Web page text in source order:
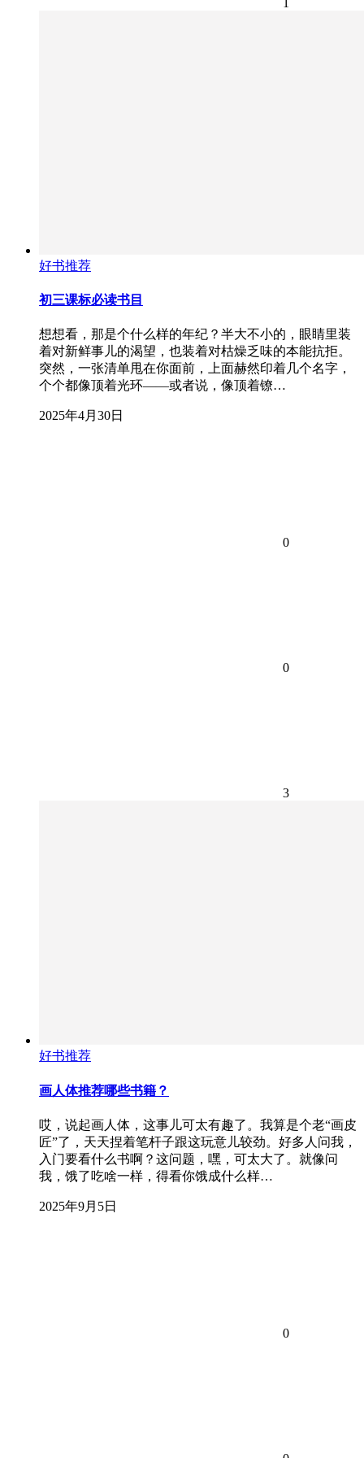
好书推荐
初三课标必读书目
想想看，那是个什么样的年纪？半大不小的，眼睛里装
着对新鲜事儿的渴望，也装着对枯燥乏味的本能抗拒。
突然，一张清单甩在你面前，上面赫然印着几个名字，
个个都像顶着光环——或者说，像顶着镣…
2025年4月30日
0
0
3
好书推荐
画人体推荐哪些书籍？
哎，说起画人体，这事儿可太有趣了。我算是个老“画皮
匠”了，天天捏着笔杆子跟这玩意儿较劲。好多人问我，
入门要看什么书啊？这问题，嘿，可太大了。就像问
我，饿了吃啥一样，得看你饿成什么样…
2025年9月5日
0